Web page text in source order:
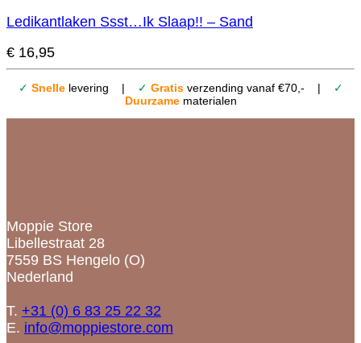
Ledikantlaken Ssst…Ik Slaap!! – Sand
€ 16,95
✓ Snellelevering | ✓ Gratisverzending vanaf €70,- |
✓
Duurzamematerialen
Moppie Store
Libellestraat 28
7559 BS Hengelo (O)
Nederland
T. +31 (0) 6 83 25 22 32
E. info@moppiestore.com